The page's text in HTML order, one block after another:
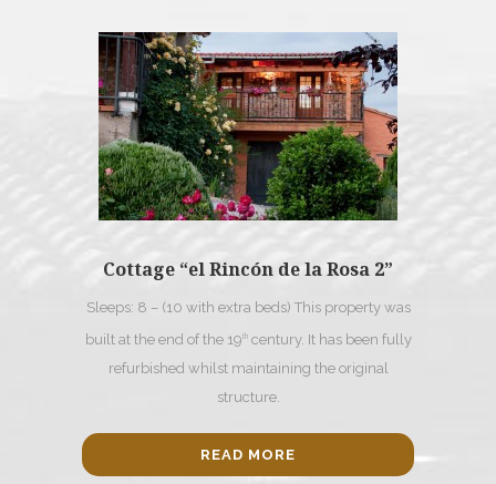
Cottage “el Rincón de la Rosa 2”
Sleeps: 8 – (10 with extra beds) This property was
built at the end of the 19 thcentury. It has been fully
refurbished whilst maintaining the original
structure.
READ MORE